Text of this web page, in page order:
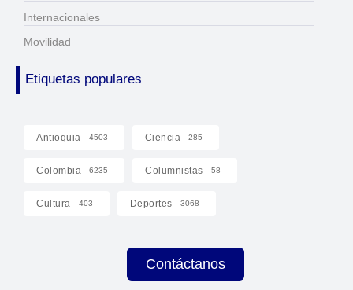
Internacionales
Movilidad
Etiquetas populares
Antioquia 4503 Ciencia 285
Colombia 6235 Columnistas 58
Cultura 403 Deportes 3068
Contáctanos